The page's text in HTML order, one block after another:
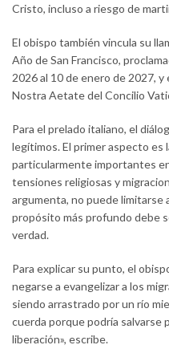
Cristo, incluso a riesgo de
El obispo también vincula su
Año de San Francisco,
2026 al 10 de enero de 2027, y
Nostra Aetate del Concilio
Para el prelado italiano, el
legítimos. El primer aspecto es
particularmente importantes
tensiones religiosas y
argumenta, no puede limitarse
propósito más profundo debe
verdad.
Para explicar su punto, el
negarse a evangelizar a los
siendo arrastrado por un río
cuerda porque podría salvarse
liberación», escribe.